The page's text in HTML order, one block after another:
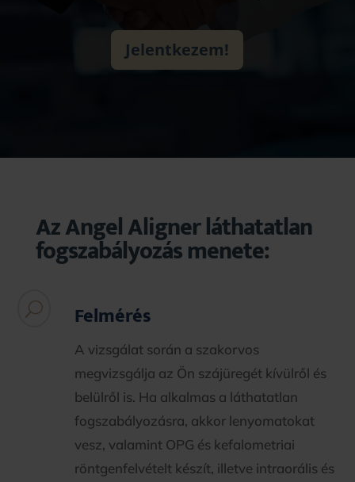
Jelentkezem!
Az Angel Aligner láthatatlan
fogszabályozás menete:
U Felmérés
A vizsgálat során a szakorvos
megvizsgálja az Ön szájüregét kívülről és
belülről is. Ha alkalmas a láthatatlan
fogszabályozásra, akkor lenyomatokat
vesz, valamint OPG és kefalometriai
röntgenfelvételt készít, illetve intraorális és